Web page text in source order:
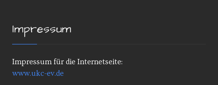
Impressum
Impressum für die Internetseite:
www.ukc-ev.de